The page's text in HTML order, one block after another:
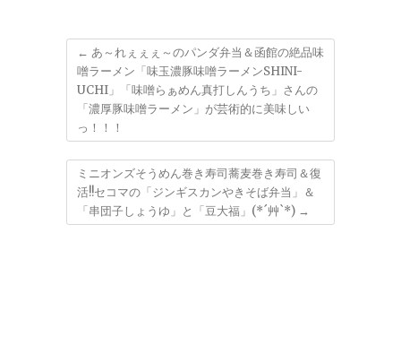
← あ～れぇぇぇ～のパンダ弁当＆函館の絶品味
噌ラーメン「味玉濃豚味噌ラーメンSHINI-
UCHI」「味噌らぁめん真打しんうち」さんの
「濃厚豚味噌ラーメン」が芸術的に美味しい
っ！！！
ミニオンズそうめん巻き寿司蕎麦巻き寿司＆復
活!!セコマの「ジンギスカンやきそば弁当」＆
「串団子しょうゆ」と「豆大福」(*´艸`*) →